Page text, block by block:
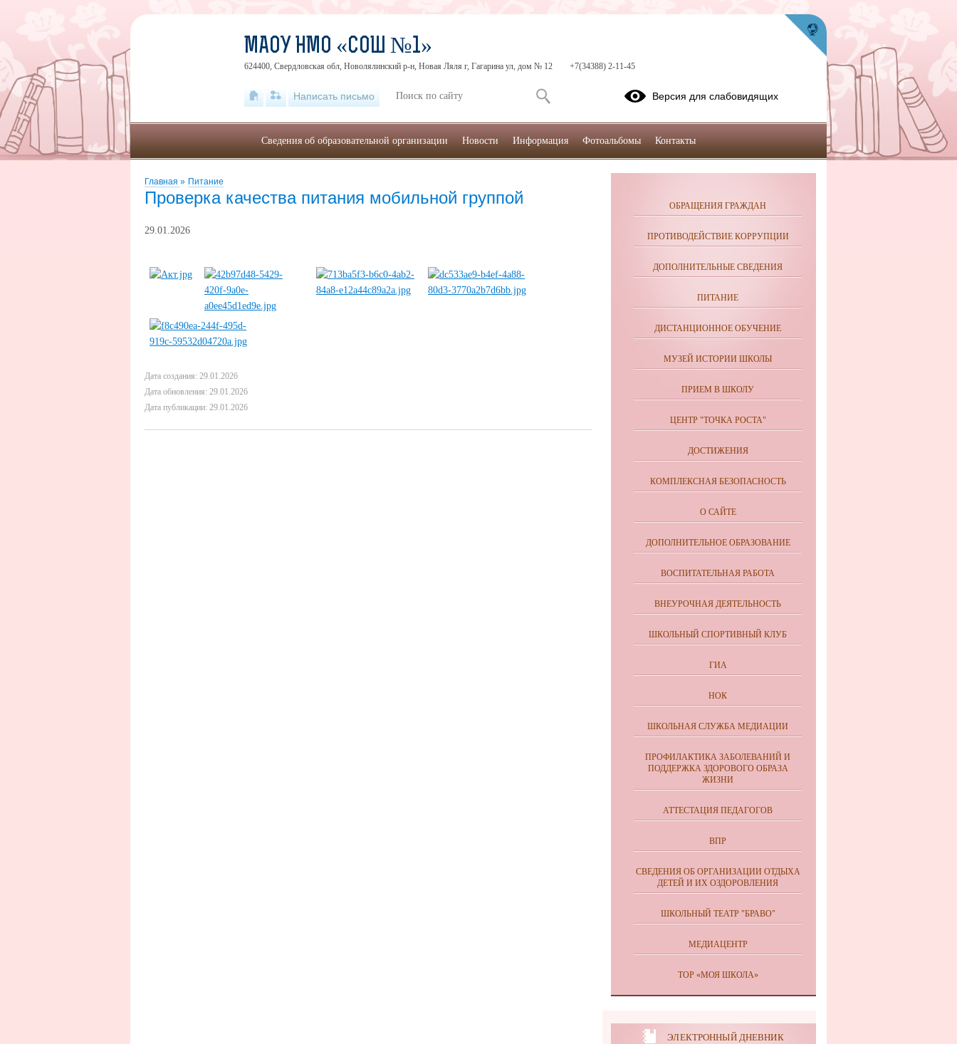
Главная » Питание
Проверка качества питания мобильной группой
29.01.2026
Дата создания: 29.01.2026
Дата обновления: 29.01.2026
Дата публикации: 29.01.2026
ОБРАЩЕНИЯ ГРАЖДАН
ПРОТИВОДЕЙСТВИЕ КОРРУПЦИИ
ДОПОЛНИТЕЛЬНЫЕ СВЕДЕНИЯ
ПИТАНИЕ
ДИСТАНЦИОННОЕ ОБУЧЕНИЕ
МУЗЕЙ ИСТОРИИ ШКОЛЫ
ПРИЕМ В ШКОЛУ
ЦЕНТР "ТОЧКА РОСТА"
ДОСТИЖЕНИЯ
КОМПЛЕКСНАЯ БЕЗОПАСНОСТЬ
О САЙТЕ
ДОПОЛНИТЕЛЬНОЕ ОБРАЗОВАНИЕ
ВОСПИТАТЕЛЬНАЯ РАБОТА
ВНЕУРОЧНАЯ ДЕЯТЕЛЬНОСТЬ
ШКОЛЬНЫЙ СПОРТИВНЫЙ КЛУБ
ГИА
НОК
ШКОЛЬНАЯ СЛУЖБА МЕДИАЦИИ
ПРОФИЛАКТИКА ЗАБОЛЕВАНИЙ И
ПОДДЕРЖКА ЗДОРОВОГО ОБРАЗА
ЖИЗНИ
АТТЕСТАЦИЯ ПЕДАГОГОВ
ВПР
СВЕДЕНИЯ ОБ ОРГАНИЗАЦИИ ОТДЫХА
ДЕТЕЙ И ИХ ОЗДОРОВЛЕНИЯ
ШКОЛЬНЫЙ ТЕАТР "БРАВО"
МЕДИАЦЕНТР
ТОР «МОЯ ШКОЛА»
ЭЛЕКТРОННЫЙ ДНЕВНИК
МАОУ НМО «СОШ №1»
624400, Свердловская обл, Новолялинский р-н, Новая Ляля г, Гагарина ул, дом № 12 +7(34388) 2-11-45
Написать письмо Версия для слабовидящих
Сведения об образовательной организации Новости Информация Фотоальбомы Контакты